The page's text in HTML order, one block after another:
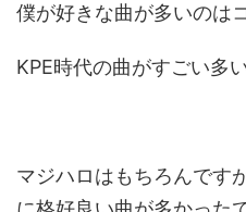
僕が好きな曲が多いのは
KPE時代の曲がすごい多い
マジハロはもちろんです